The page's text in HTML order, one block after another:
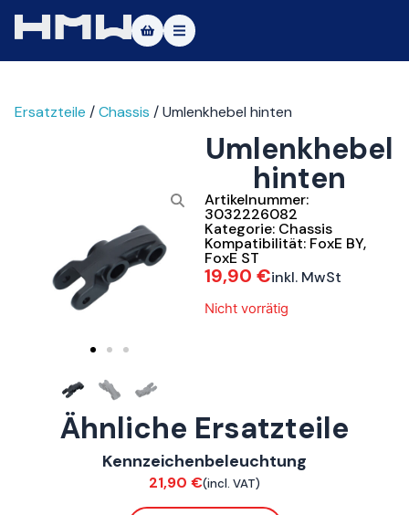
Über uns
Fahrzeuge
Testfahrt
Service
Kontakt
Ersatzteile /Chassis / Umlenkhebel hinten
Umlenkhebel
hinten
Artikelnummer:
3032226082
Kategorie: Chassis
Kompatibilität: FoxE BY,
FoxE ST
19,90 €inkl. MwSt
Nicht vorrätig
Ähnliche Ersatzteile
ConnE
Kennzeichenbeleuchtung
21,90 €(incl. VAT)